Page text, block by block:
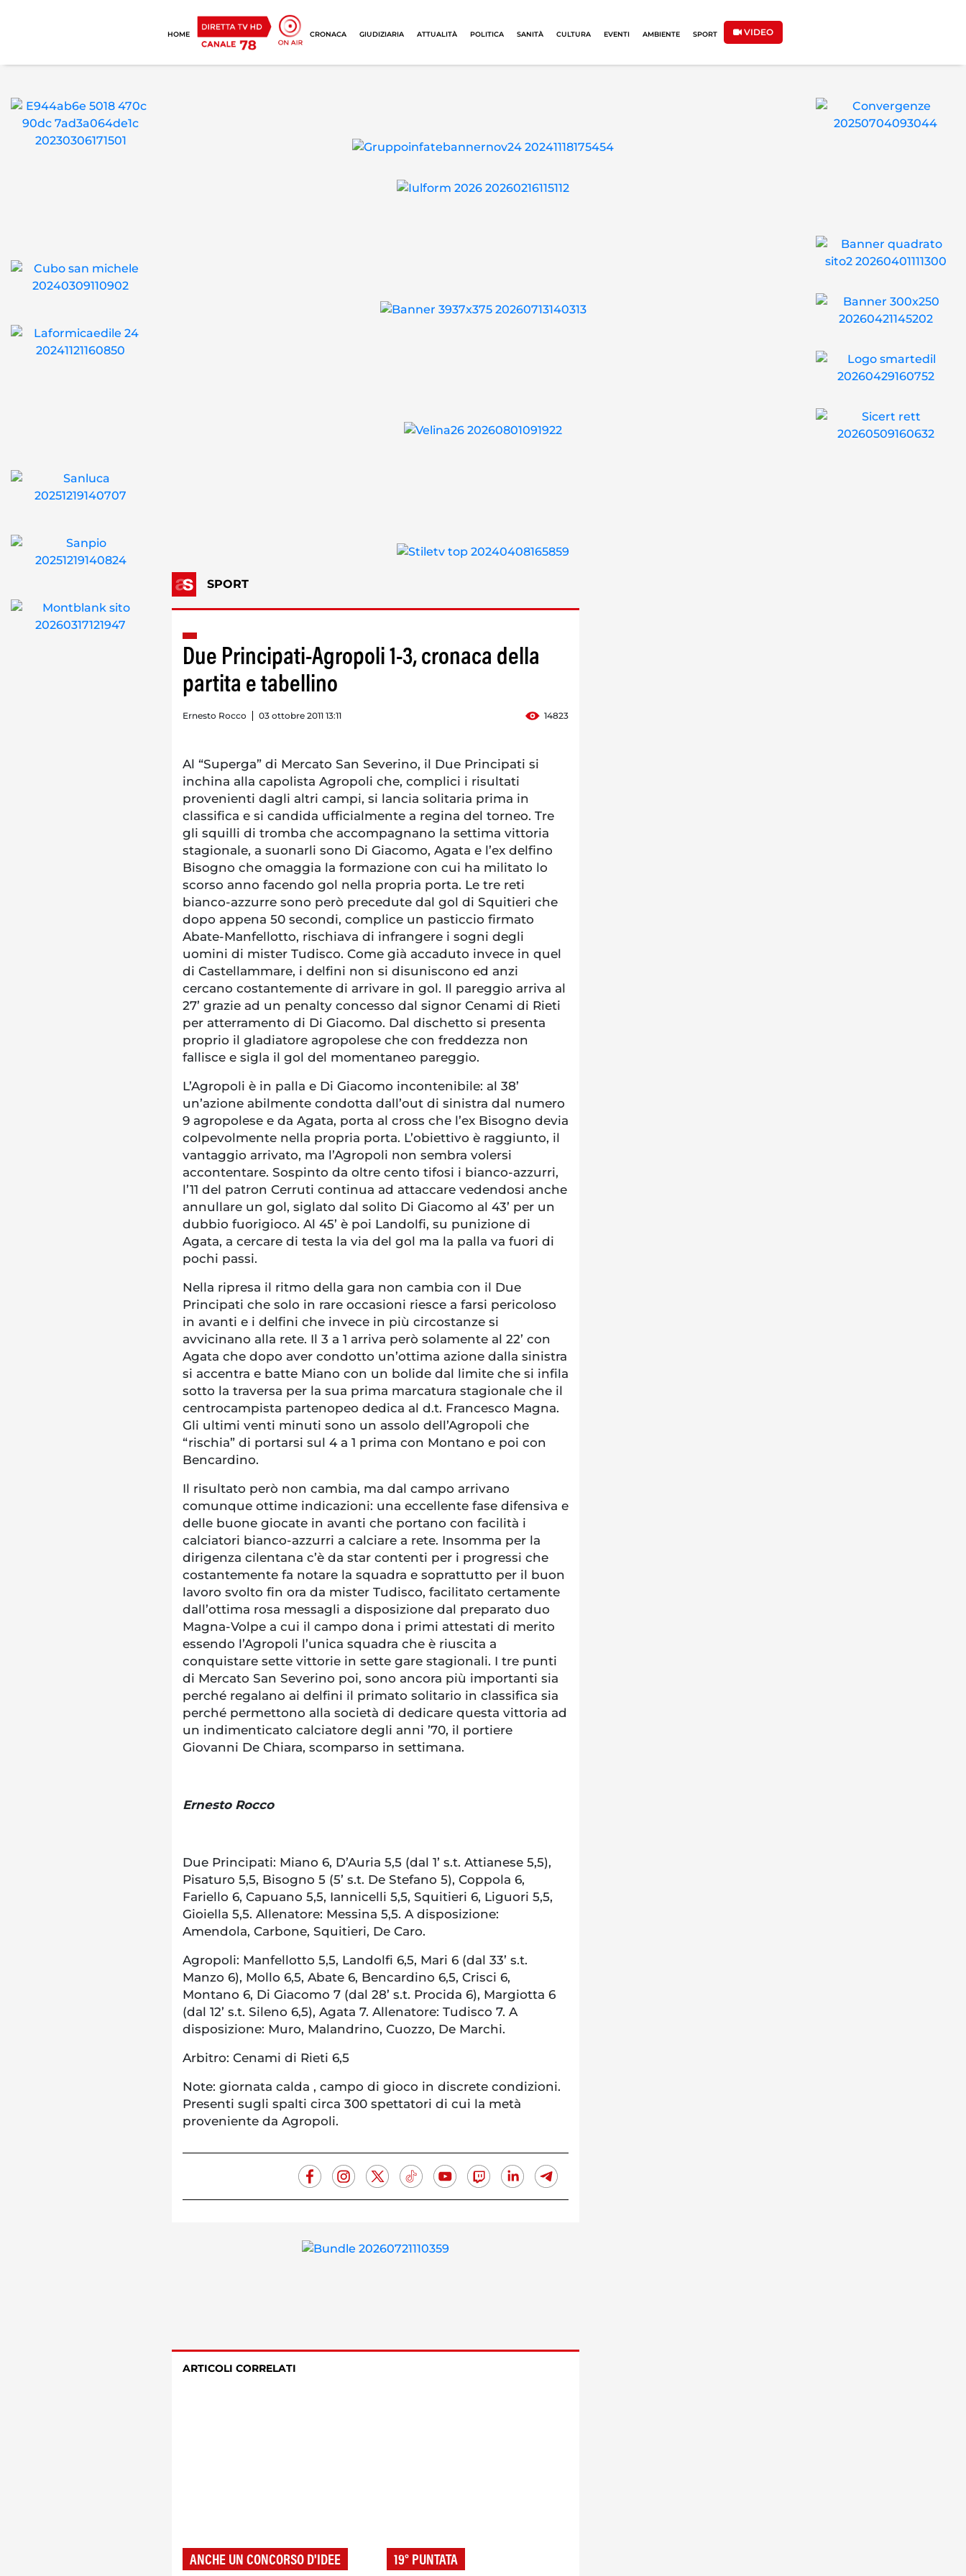
HOME CRONACA GIUDIZIARIA ATTUALITÀ POLITICA SANITÀ CULTURA EVENTI AMBIENTE SPORT VIDEO
SPORT
Due Principati-Agropoli 1-3, cronaca della
partita e tabellino
Ernesto Rocco 03 ottobre 2011 13:11 14823
Al “Superga” di Mercato San Severino, il Due Principati si
inchina alla capolista Agropoli che, complici i risultati
provenienti dagli altri campi, si lancia solitaria prima in
classifica e si candida ufficialmente a regina del torneo. Tre
gli squilli di tromba che accompagnano la settima vittoria
stagionale, a suonarli sono Di Giacomo, Agata e l’ex delfino
Bisogno che omaggia la formazione con cui ha militato lo
scorso anno facendo gol nella propria porta. Le tre reti
bianco-azzurre sono però precedute dal gol di Squitieri che
dopo appena 50 secondi, complice un pasticcio firmato
Abate-Manfellotto, rischiava di infrangere i sogni degli
uomini di mister Tudisco. Come già accaduto invece in quel
di Castellammare, i delfini non si disuniscono ed anzi
cercano costantemente di arrivare in gol. Il pareggio arriva al
27’ grazie ad un penalty concesso dal signor Cenami di Rieti
per atterramento di Di Giacomo. Dal dischetto si presenta
proprio il gladiatore agropolese che con freddezza non
fallisce e sigla il gol del momentaneo pareggio.
L’Agropoli è in palla e Di Giacomo incontenibile: al 38’
un’azione abilmente condotta dall’out di sinistra dal numero
9 agropolese e da Agata, porta al cross che l’ex Bisogno devia
colpevolmente nella propria porta. L’obiettivo è raggiunto, il
vantaggio arrivato, ma l’Agropoli non sembra volersi
accontentare. Sospinto da oltre cento tifosi i bianco-azzurri,
l’11 del patron Cerruti continua ad attaccare vedendosi anche
annullare un gol, siglato dal solito Di Giacomo al 43’ per un
dubbio fuorigioco. Al 45’ è poi Landolfi, su punizione di
Agata, a cercare di testa la via del gol ma la palla va fuori di
pochi passi.
Nella ripresa il ritmo della gara non cambia con il Due
Principati che solo in rare occasioni riesce a farsi pericoloso
in avanti e i delfini che invece in più circostanze si
avvicinano alla rete. Il 3 a 1 arriva però solamente al 22’ con
Agata che dopo aver condotto un’ottima azione dalla sinistra
si accentra e batte Miano con un bolide dal limite che si infila
sotto la traversa per la sua prima marcatura stagionale che il
centrocampista partenopeo dedica al d.t. Francesco Magna.
Gli ultimi venti minuti sono un assolo dell’Agropoli che
“rischia” di portarsi sul 4 a 1 prima con Montano e poi con
Bencardino.
Il risultato però non cambia, ma dal campo arrivano
comunque ottime indicazioni: una eccellente fase difensiva e
delle buone giocate in avanti che portano con facilità i
calciatori bianco-azzurri a calciare a rete. Insomma per la
dirigenza cilentana c’è da star contenti per i progressi che
costantemente fa notare la squadra e soprattutto per il buon
lavoro svolto fin ora da mister Tudisco, facilitato certamente
dall’ottima rosa messagli a disposizione dal preparato duo
Magna-Volpe a cui il campo dona i primi attestati di merito
essendo l’Agropoli l’unica squadra che è riuscita a
conquistare sette vittorie in sette gare stagionali. I tre punti
di Mercato San Severino poi, sono ancora più importanti sia
perché regalano ai delfini il primato solitario in classifica sia
perché permettono alla società di dedicare questa vittoria ad
un indimenticato calciatore degli anni ’70, il portiere
Giovanni De Chiara, scomparso in settimana.
Ernesto Rocco
Due Principati: Miano 6, D’Auria 5,5 (dal 1’ s.t. Attianese 5,5),
Pisaturo 5,5, Bisogno 5 (5’ s.t. De Stefano 5), Coppola 6,
Fariello 6, Capuano 5,5, Iannicelli 5,5, Squitieri 6, Liguori 5,5,
Gioiella 5,5. Allenatore: Messina 5,5. A disposizione:
Amendola, Carbone, Squitieri, De Caro.
Agropoli: Manfellotto 5,5, Landolfi 6,5, Mari 6 (dal 33’ s.t.
Manzo 6), Mollo 6,5, Abate 6, Bencardino 6,5, Crisci 6,
Montano 6, Di Giacomo 7 (dal 28’ s.t. Procida 6), Margiotta 6
(dal 12’ s.t. Sileno 6,5), Agata 7. Allenatore: Tudisco 7. A
disposizione: Muro, Malandrino, Cuozzo, De Marchi.
Arbitro: Cenami di Rieti 6,5
Note: giornata calda , campo di gioco in discrete condizioni.
Presenti sugli spalti circa 300 spettatori di cui la metà
proveniente da Agropoli.
ARTICOLI CORRELATI
ANCHE UN CONCORSO D'IDEE 19° PUNTATA